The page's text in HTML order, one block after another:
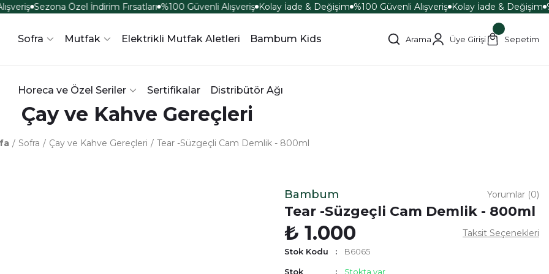
Sezona Özel İndirim Fırsatları %100 Güvenli Alışveriş Kolay İade & Değişim %100 Güvenli Alışveriş Kolay İade & Değişim
Sofra Mutfak Elektrikli Mutfak Aletleri Bambum Kids
Horeca ve Özel Seriler Sertifikalar Distribütör Ağı
Arama Üye Girişi Sepetim
Çay ve Kahve Gereçleri
Sofra Çay ve Kahve Gereçleri Tear -Süzgeçli Cam Demlik - 800ml
Bambum Yorumlar (0)
Tear -Süzgeçli Cam Demlik - 800ml
₺ 1.000 Taksit Seçenekleri
Stok Kodu B6065
Stok
Stokta var